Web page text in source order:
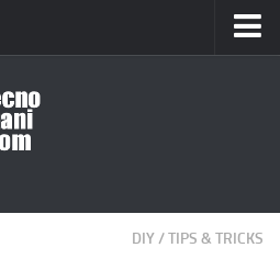
DIY/TIPS & TRICKS